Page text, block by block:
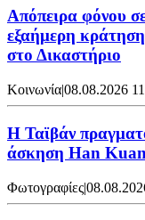
Απόπειρα φόνου
εξαήμερη
στο Δικαστήριο
Κοινωνία|08.08.2026
Η Ταϊβάν
άσκηση Han
Φωτογραφίες|